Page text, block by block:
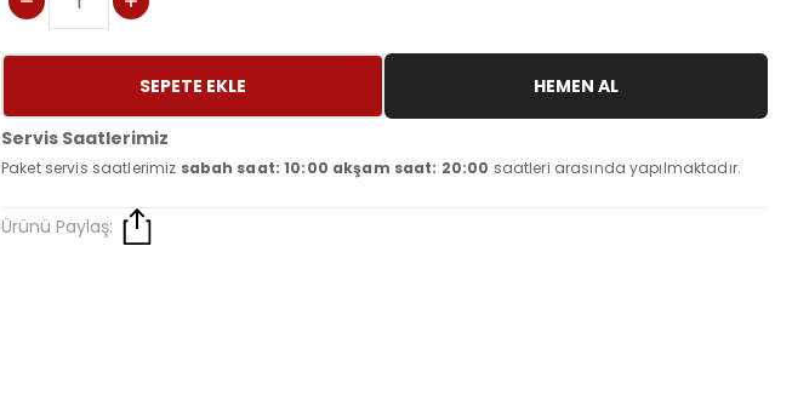
SEPETE EKLE HEMEN AL
Servis Saatlerimiz
Paket servis saatlerimiz sabah saat: 10:00 akşam saat: 20:00 saatleri arasında yapılmaktadır.
Ürünü Paylaş: